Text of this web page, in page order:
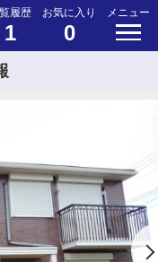
履歴
1
お気に入り
0
メニュー